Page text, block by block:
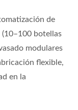
de
(10–100 botellas
modulares
flexible,
en la